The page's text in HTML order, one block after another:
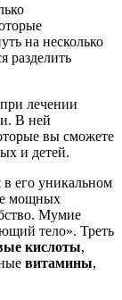
на несколько
разделить
лечении
В ней
вы сможете
и детей.
в его уникальном
мощных
Мумие
тело». Треть
кислоты,
витамины,